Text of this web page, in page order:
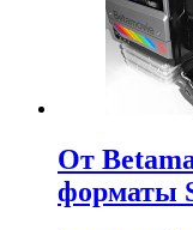
От
форматы